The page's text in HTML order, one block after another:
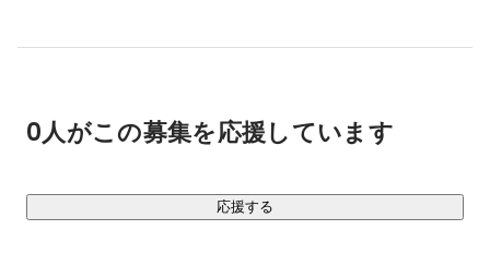
毎日/朝日/読売/日経
「とくダネ！」（フジテレビ）
0人がこの募集を応援しています
応援する